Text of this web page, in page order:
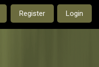
Register Login